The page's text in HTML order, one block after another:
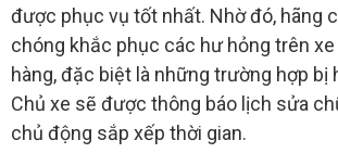
được phục vụ tốt nhất. Nhờ đó, hãng
chóng khắc phục các hư hỏng trên
hàng, đặc biệt là những trường hợp bị
Chủ xe sẽ được thông báo lịch sửa
chủ động sắp xếp thời gian.